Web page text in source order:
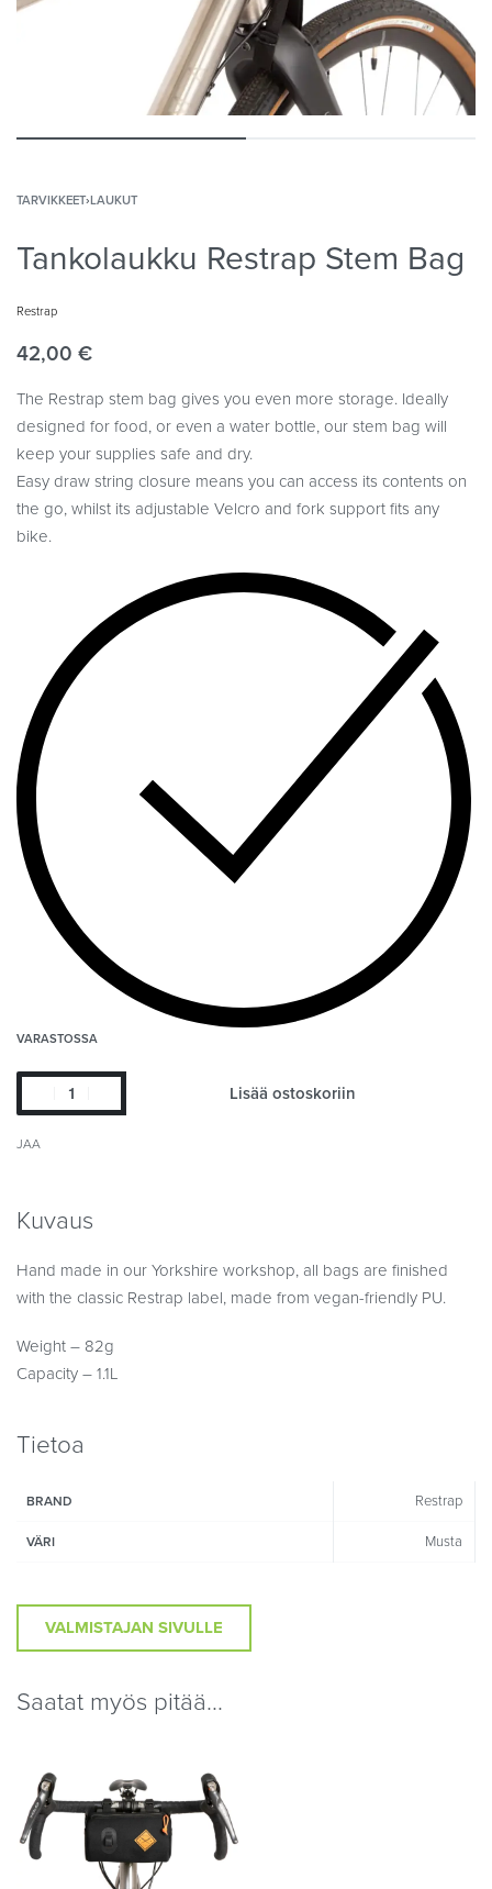
TARVIKKEET›LAUKUT
Tankolaukku Restrap Stem Bag
Restrap
42,00 €
The Restrap stem bag gives you even more storage. Ideally
designed for food, or even a water bottle, our stem bag will
keep your supplies safe and dry.
Easy draw string closure means you can access its contents on
the go, whilst its adjustable Velcro and fork support fits any
bike.
VARASTOSSA
Lisää ostoskoriin
JAA
Kuvaus
Hand made in our Yorkshire workshop, all bags are finished
with the classic Restrap label, made from vegan-friendly PU.
Weight – 82g
Capacity – 1.1L
Tietoa
BRAND Restrap
VÄRI Musta
VALMISTAJAN SIVULLE
Saatat myös pitää...